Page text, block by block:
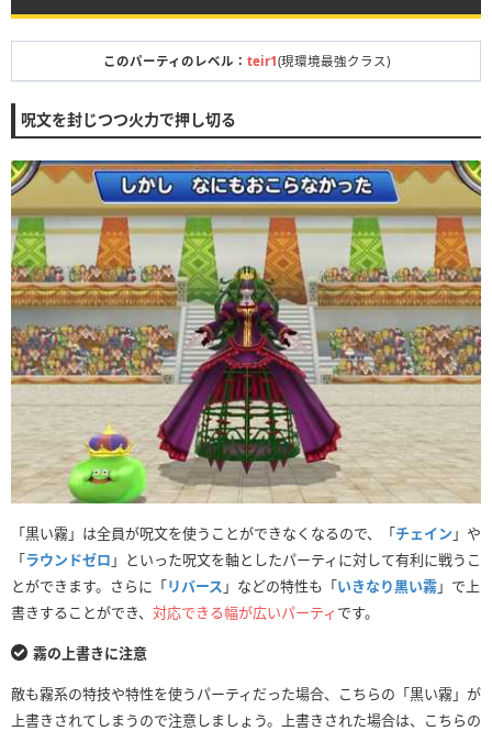
このパーティのレベル： teir1(現環境最強クラス)
呪文を封じつつ火力で押し切る
「黒い霧」は全員が呪文を使うことができなくなるので、「チェイン 」や
「ラウンドゼロ 」といった呪文を軸としたパーティに対して有利に戦うこ
とができます。さらに「リバース 」などの特性も「いきなり黒い霧」で上
書きすることができ、 対応できる幅が広いパーティ です。
霧の上書きに注意
敵も霧系の特技や特性を使うパーティだった場合、こちらの「黒い霧」が
上書きされてしまうので注意しましょう。上書きされた場合は、こちらの